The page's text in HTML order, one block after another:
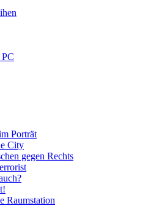
Porträt
City
gegen Rechts
Raumstation